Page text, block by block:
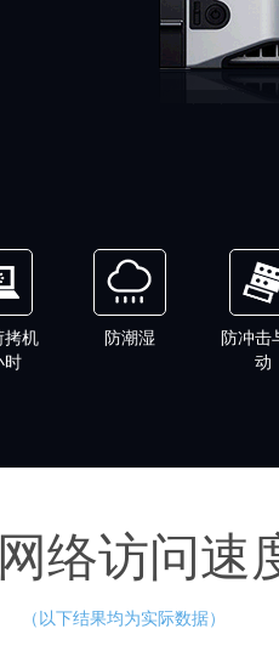
拷机
时
防潮湿
防冲击
动
络访问速
（以下结果均为实际数据）